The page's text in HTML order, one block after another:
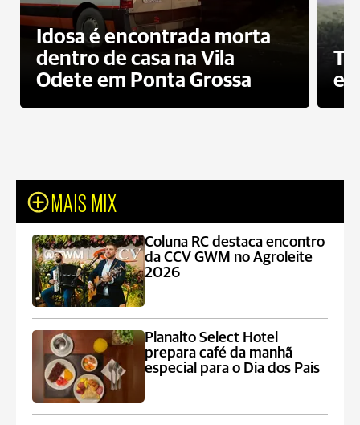
Idosa é encontrada morta
dentro de casa na Vila
Odete em Ponta Grossa
e
MAIS MIX
Coluna RC destaca encontro
da CCV GWM no Agroleite
2026
Planalto Select Hotel
prepara café da manhã
especial para o Dia dos Pais